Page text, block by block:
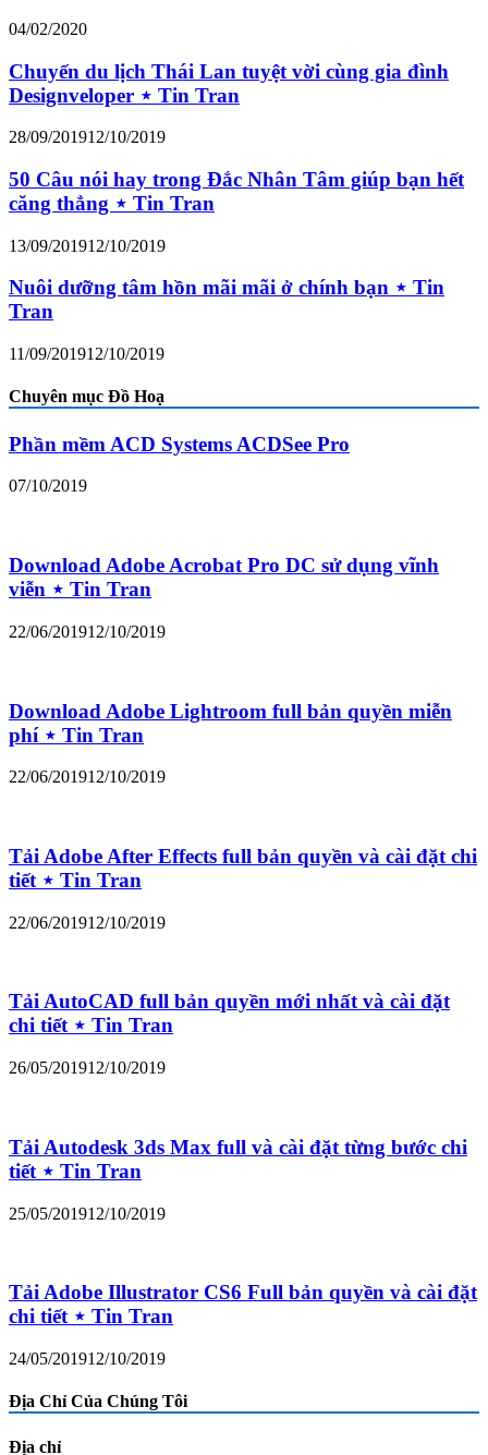
04/02/2020
Chuyến du lịch Thái Lan tuyệt vời cùng gia đình
Designveloper ⋆ Tin Tran
28/09/201912/10/2019
50 Câu nói hay trong Đắc Nhân Tâm giúp bạn hết
căng thẳng ⋆ Tin Tran
13/09/201912/10/2019
Nuôi dưỡng tâm hồn mãi mãi ở chính bạn ⋆ Tin
Tran
11/09/201912/10/2019
Chuyên mục Đồ Hoạ
Phần mềm ACD Systems ACDSee Pro
07/10/2019
Download Adobe Acrobat Pro DC sử dụng vĩnh
viễn ⋆ Tin Tran
22/06/201912/10/2019
Download Adobe Lightroom full bản quyền miễn
phí ⋆ Tin Tran
22/06/201912/10/2019
Tải Adobe After Effects full bản quyền và cài đặt chi
tiết ⋆ Tin Tran
22/06/201912/10/2019
Tải AutoCAD full bản quyền mới nhất và cài đặt
chi tiết ⋆ Tin Tran
26/05/201912/10/2019
Tải Autodesk 3ds Max full và cài đặt từng bước chi
tiết ⋆ Tin Tran
25/05/201912/10/2019
Tải Adobe Illustrator CS6 Full bản quyền và cài đặt
chi tiết ⋆ Tin Tran
24/05/201912/10/2019
Địa Chỉ Của Chúng Tôi
Địa chỉ